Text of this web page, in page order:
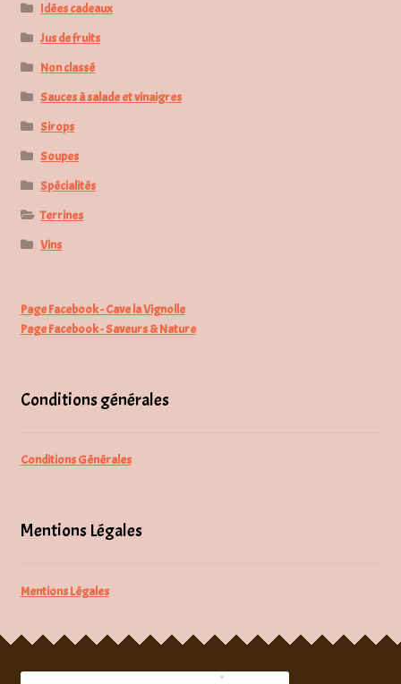
Idées cadeaux
Jus de fruits
Non classé
Sauces à salade et vinaigres
Sirops
Soupes
Spécialités
Terrines
Vins
Page Facebook - Cave la Vignolle
Page Facebook - Saveurs & Nature
Conditions générales
Conditions Générales
Mentions Légales
Mentions Légales